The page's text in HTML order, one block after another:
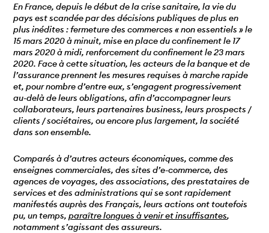
En France, depuis le début de la crise sanitaire, la vie du
pays est scandée par des décisions publiques de plus en
plus inédites : fermeture des commerces « non essentiels » le
15 mars 2020 à minuit, mise en place du confinement le 17
mars 2020 à midi, renforcement du confinement le 23 mars
2020. Face à cette situation, les acteurs de la banque et de
l’assurance prennent les mesures requises à marche rapide
et, pour nombre d’entre eux, s’engagent progressivement
au-delà de leurs obligations, afin d’accompagner leurs
collaborateurs, leurs partenaires business, leurs prospects /
clients / sociétaires, ou encore plus largement, la société
dans son ensemble.
Comparés à d’autres acteurs économiques, comme des
enseignes commerciales, des sites d’e-commerce, des
agences de voyages, des associations, des prestataires de
services et des administrations qui se sont rapidement
manifestés auprès des Français, leurs actions ont toutefois
pu, un temps,paraître longues à venir et insuffisantes,
notamment s’agissant des assureurs.